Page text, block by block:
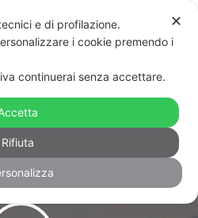
per sognare un
e giusto
✕
e di profilazione.
i cookie premendo i
continuerai senza accettare.
Rifiuta